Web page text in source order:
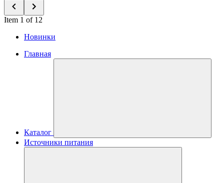
Item 1 of 12
Новинки
Главная
Каталог
Источники питания